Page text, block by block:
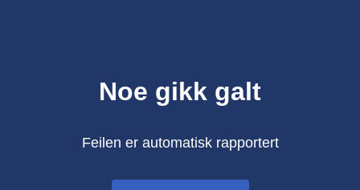
Noe gikk galt
Feilen er automatisk rapportert